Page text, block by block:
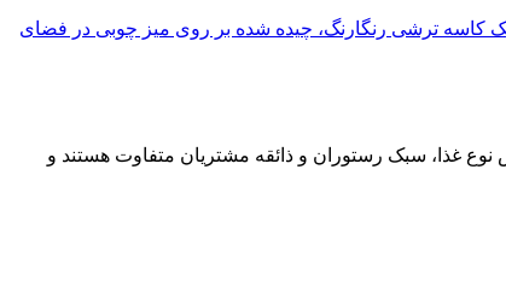
غذا، سبک رستوران و ذائقه مشتریان متفاوت هستند و